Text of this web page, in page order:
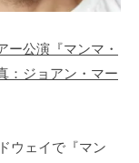
ー公演『マンマ・
：ジョアン・マー
ウェイで『マン